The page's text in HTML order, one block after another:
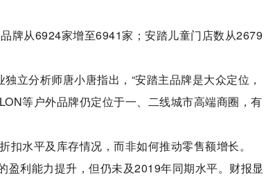
牌从6924家增至6941家；安踏儿童门店数从2679
立分析师唐小唐指出，“安踏主品牌是大众定位，
等户外品牌仍定位于一、二线城市高端商圈，有
水平及库存情况，而非如何推动零售额增长。
利能力提升，但仍未及2019年同期水平。财报显